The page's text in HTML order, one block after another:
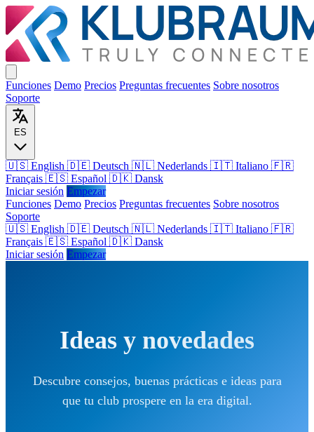
Funciones Demo Precios Preguntas frecuentes Sobre nosotros
Soporte
ES
🇺🇸 English 🇩🇪 Deutsch 🇳🇱 Nederlands 🇮🇹 Italiano 🇫🇷
Français 🇪🇸 Español 🇩🇰 Dansk
Iniciar sesión Empezar
Funciones Demo Precios Preguntas frecuentes Sobre nosotros
Soporte
🇺🇸 English 🇩🇪 Deutsch 🇳🇱 Nederlands 🇮🇹 Italiano 🇫🇷
Français 🇪🇸 Español 🇩🇰 Dansk
Iniciar sesión Empezar
Ideas y novedades
Descubre consejos, buenas prácticas e ideas para
que tu club prospere en la era digital.